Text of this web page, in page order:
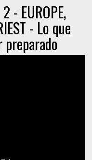
- EUROPE,
- Lo que
preparado